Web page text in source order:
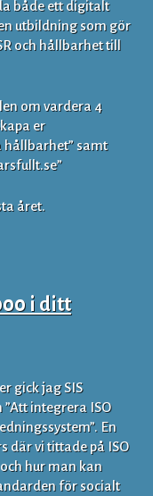
både ett digitalt
utbildning som gör
och hållbarhet till
om vardera 4
er
hållbarhet” samt
året.
i ditt
gick jag SIS
integrera ISO
En
där vi tittade på ISO
hur man kan
för socialt